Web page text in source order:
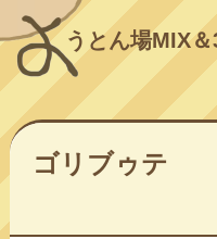
うとん場MIX＆
ゴリブゥテ